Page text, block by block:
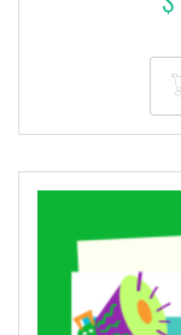
es:
$ 7.000,00.